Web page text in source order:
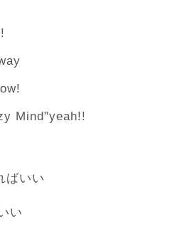
Mind"yeah!!
ばいい
い